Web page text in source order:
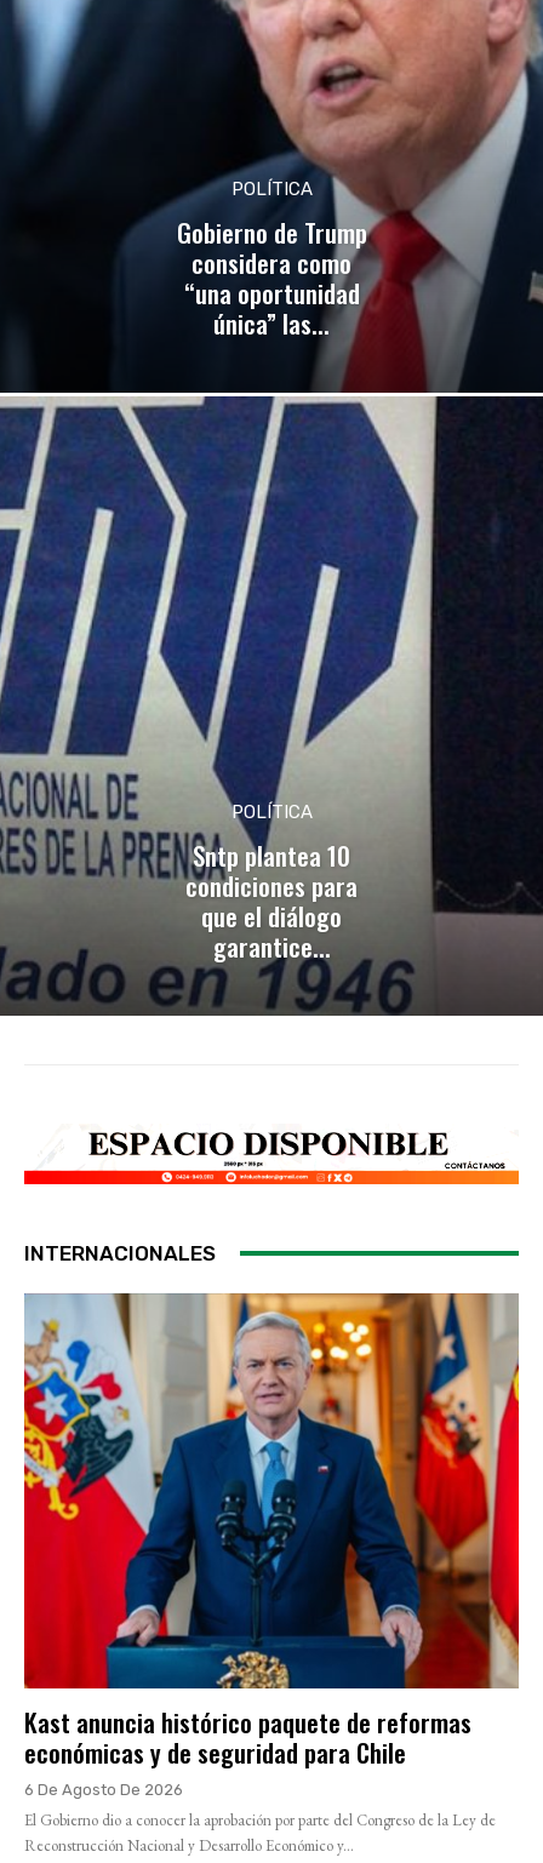
POLÍTICA
Gobierno de Trump
considera como
“una oportunidad
única” las...
POLÍTICA
Sntp plantea 10
condiciones para
que el diálogo
garantice...
INTERNACIONALES
Kast anuncia histórico paquete de reformas
económicas y de seguridad para Chile
6 De Agosto De 2026
El Gobierno dio a conocer la aprobación por parte del Congreso de la Ley de
Reconstrucción Nacional y Desarrollo Económico y...